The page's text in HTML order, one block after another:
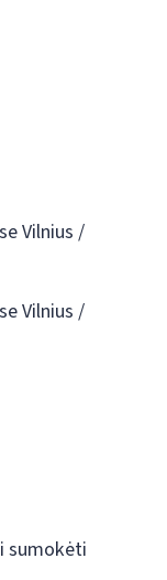
Vilnius /
Vilnius /
sumokėti